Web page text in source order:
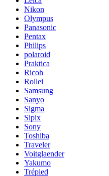
Nikon
Olympus
Panasonic
Pentax
Philips
polaroid
Praktica
Ricoh
Rollei
Samsung
Sanyo
Sigma
Sipix
Sony
Toshiba
Traveler
Voitglaender
Yakumo
Trépied